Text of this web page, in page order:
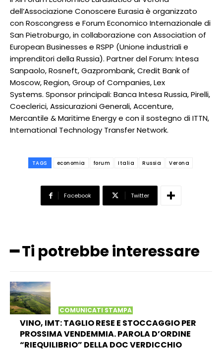
dell’Associazione Conoscere Eurasia è organizzato
con Roscongress e Forum Economico Internazionale di
San Pietroburgo, in collaborazione con Association of
European Businesses e RSPP (Unione industriali e
imprenditori della Russia). Partner del Forum: Intesa
Sanpaolo, Rosneft, Gazprombank, Credit Bank of
Moscow, Region, Group of Companies, Lex
Systems. Sponsor principali: Banca Intesa Russia, Pirelli,
Coeclerici, Assicurazioni Generali, Accenture,
Mercantile & Maritime Energy e con il sostegno di ITTN,
International Technology Transfer Network.
TAGS economia forum Italia Russia Verona
Facebook Twitter
━ Ti potrebbe interessare
COMUNICATI STAMPA
VINO, IMT: TAGLIO RESE E STOCCAGGIO PER
PROSSIMA VENDEMMIA. PAROLA D’ORDINE
“RIEQUILIBRIO” DELLA DOC VERDICCHIO